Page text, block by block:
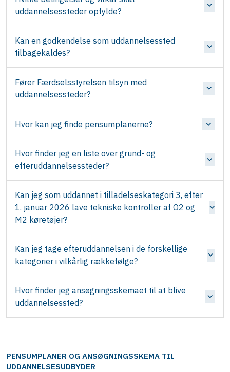
uddannelsessteder opfylde?
Kan en godkendelse som uddannelsessted
tilbagekaldes?
Fører Færdselsstyrelsen tilsyn med
uddannelsessteder?
Hvor kan jeg finde pensumplanerne?
Hvor finder jeg en liste over grund- og
efteruddannelsessteder?
Kan jeg som uddannet i tilladelseskategori 3, efter
1. januar 2026 lave tekniske kontroller af O2 og
M2 køretøjer?
Kan jeg tage efteruddannelsen i de forskellige
kategorier i vilkårlig rækkefølge?
Hvor finder jeg ansøgningsskemaet til at blive
uddannelsessted?
PENSUMPLANER OG ANSØGNINGSSKEMA TIL
UDDANNELSESUDBYDER